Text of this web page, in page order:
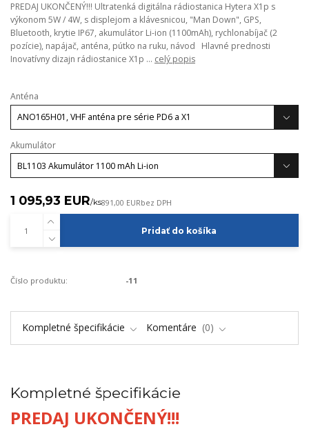
PREDAJ UKONČENÝ!!! Ultratenká digitálna rádiostanica Hytera X1p s
výkonom 5W / 4W, s displejom a klávesnicou, "Man Down", GPS,
Bluetooth, krytie IP67, akumulátor Li-ion (1100mAh), rychlonabíjač (2
pozície), napájač, anténa, pútko na ruku, návod Hlavné prednosti
Inovatívny dizajn rádiostanice X1p ... celý popis
Anténa
Akumulátor
1 095,93 EUR/ks891,00 EURbez DPH
Pridať do košíka
Číslo produktu: -11
Kompletné špecifikácie Komentáre 0
Kompletné špecifikácie
PREDAJ UKONČENÝ!!!